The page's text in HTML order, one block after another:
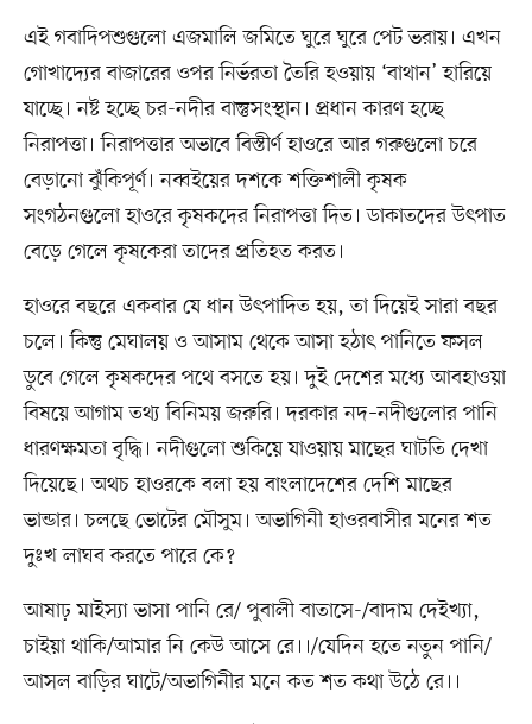
এই গবাদিপশুগুলো এজমালি জমিতে ঘুরে ঘুরে পেট ভরায়। এখন
গোখাদ্যের বাজারের ওপর নির্ভরতা তৈরি হওয়ায় ‘বাথান’ হারিয়ে
যাচ্ছে। নষ্ট হচ্ছে চর-নদীর বাস্তুসংস্থান। প্রধান কারণ হচ্ছে
নিরাপত্তা। নিরাপত্তার অভাবে বিস্তীর্ণ হাওরে আর গরুগুলো চরে
বেড়ানো ঝুঁকিপূর্ণ। নব্বইয়ের দশকে শক্তিশালী কৃষক
সংগঠনগুলো হাওরে কৃষকদের নিরাপত্তা দিত। ডাকাতদের উৎপাত
বেড়ে গেলে কৃষকেরা তাদের প্রতিহত করত।
হাওরে বছরে একবার যে ধান উৎপাদিত হয়, তা দিয়েই সারা বছর
চলে। কিন্তু মেঘালয় ও আসাম থেকে আসা হঠাৎ পানিতে ফসল
ডুবে গেলে কৃষকদের পথে বসতে হয়। দুই দেশের মধ্যে আবহাওয়া
বিষয়ে আগাম তথ্য বিনিময় জরুরি। দরকার নদ–নদীগুলোর পানি
ধারণক্ষমতা বৃদ্ধি। নদীগুলো শুকিয়ে যাওয়ায় মাছের ঘাটতি দেখা
দিয়েছে। অথচ হাওরকে বলা হয় বাংলাদেশের দেশি মাছের
ভান্ডার। চলছে ভোটের মৌসুম। অভাগিনী হাওরবাসীর মনের শত
দুঃখ লাঘব করতে পারে কে?
আষাঢ় মাইস্যা ভাসা পানি রে/ পুবালী বাতাসে-/বাদাম দেইখ্যা,
চাইয়া থাকি/আমার নি কেউ আসে রে।।/যেদিন হতে নতুন পানি/
আসল বাড়ির ঘাটে/অভাগিনীর মনে কত শত কথা উঠে রে।।